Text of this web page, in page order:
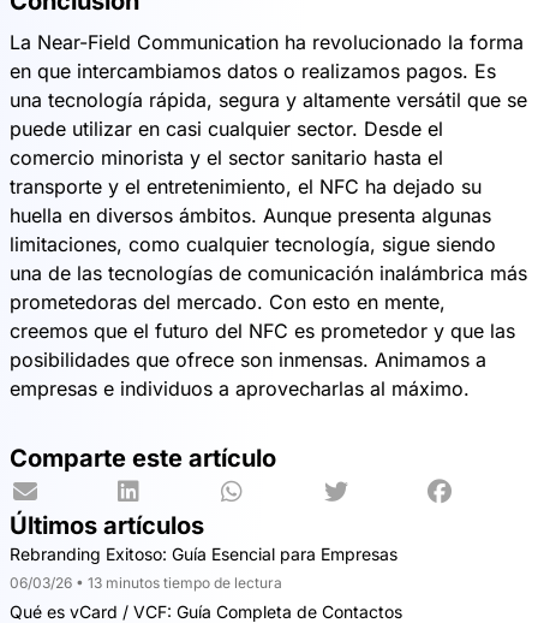
La Near-Field Communication ha revolucionado la forma
en que intercambiamos datos o realizamos pagos. Es
una tecnología rápida, segura y altamente versátil que se
puede utilizar en casi cualquier sector. Desde el
comercio minorista y el sector sanitario hasta el
transporte y el entretenimiento, el NFC ha dejado su
huella en diversos ámbitos. Aunque presenta algunas
limitaciones, como cualquier tecnología, sigue siendo
una de las tecnologías de comunicación inalámbrica más
prometedoras del mercado. Con esto en mente,
creemos que el futuro del NFC es prometedor y que las
posibilidades que ofrece son inmensas. Animamos a
empresas e individuos a aprovecharlas al máximo.
Comparte este artículo
Últimos artículos
Rebranding Exitoso: Guía Esencial para Empresas
06/03/26 • 13 minutos tiempo de lectura
Qué es vCard / VCF: Guía Completa de Contactos